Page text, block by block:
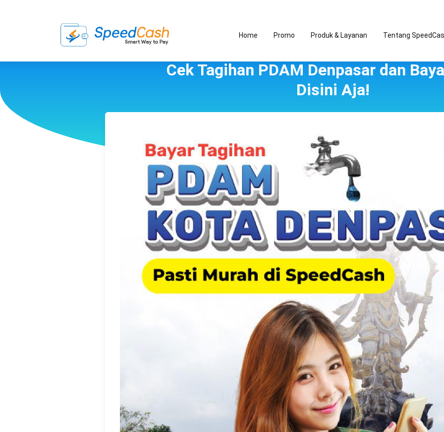
Home Promo Produk & Layanan Tentang
Cek Tagihan PDAM Denpasar dan
Disini Aja!